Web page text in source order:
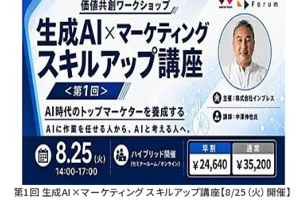
第1回 生成AI×マーケティング スキルアップ講座【8/25（火）開催】